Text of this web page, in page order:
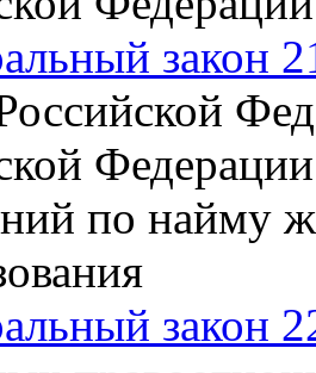
закон
Федерации
по найму
закон